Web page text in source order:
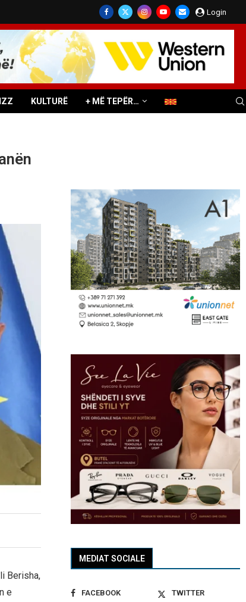
Login
KULTURË + MË TEPËR…
Berisha,
e
MEDIAT SOCIALE
FACEBOOK
TWITTER